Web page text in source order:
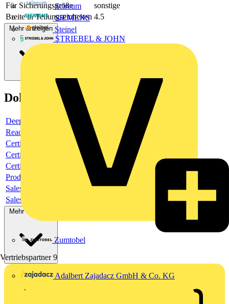
Scireum
SIEMENS
Steinel
STRIEBEL & JOHN
Zumtobel
Vertriebspartner 9
Adalbert Zajadacz GmbH & Co. KG
Für Sicherungsgröße
sonstige
Breite in Teilungseinheiten 4.5
Mehr anzeigen
Dokumente
Deeplink product page
Reach Declaration URL
Certificate
Certificate
Certificate
Product data sheet
Sales brochure
Sales brochure
Mehr anzeigen